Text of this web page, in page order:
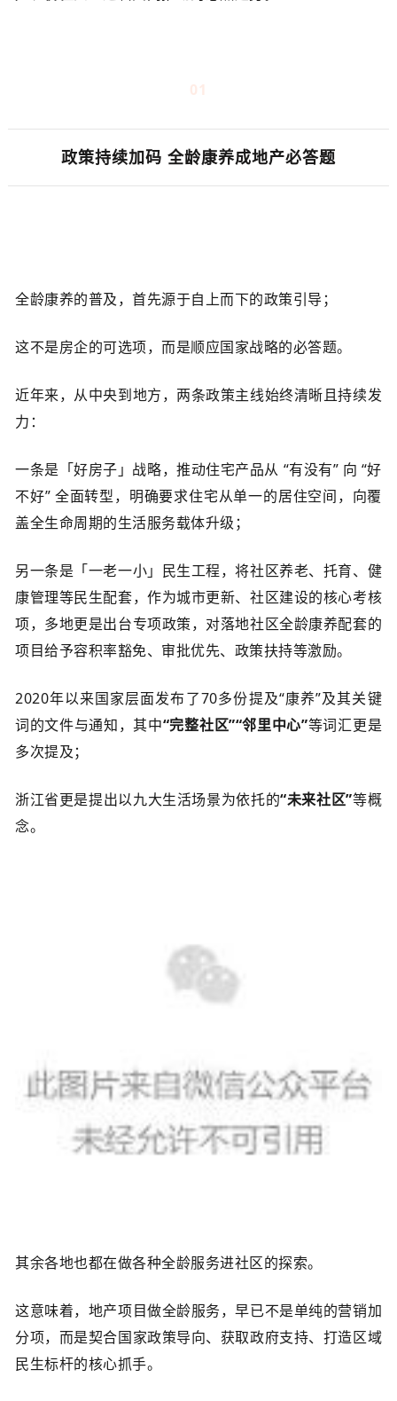
01
政策持续加码 全龄康养成地产必答题
01
全龄康养的普及，首先源于自上而下的政策引导；
这不是房企的可选项，而是顺应国家战略的必答题。
近年来，从中央到地方，两条政策主线始终清晰且持续发
力：
一条是「好房子」战略，推动住宅产品从 “有没有” 向 “好
不好” 全面转型，明确要求住宅从单一的居住空间，向覆
盖全生命周期的生活服务载体升级；
另一条是「一老一小」民生工程，将社区养老、托育、健
康管理等民生配套，作为城市更新、社区建设的核心考核
项，多地更是出台专项政策，对落地社区全龄康养配套的
项目给予容积率豁免、审批优先、政策扶持等激励。
2020年以来国家层面发布了70多份提及“康养”及其关键
词的文件与通知，其中“完整社区”“邻里中心”等词汇更是
多次提及；
浙江省更是提出以九大生活场景为依托的“未来社区”等概
念。
其余各地也都在做各种全龄服务进社区的探索。
这意味着，地产项目做全龄服务，早已不是单纯的营销加
分项，而是契合国家政策导向、获取政府支持、打造区域
民生标杆的核心抓手。